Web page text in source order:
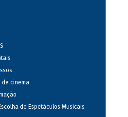
de cinema
de Espetáculos Musicais